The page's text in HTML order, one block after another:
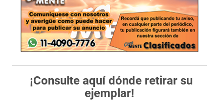
¡Consulte aquí dónde retirar su
ejemplar!